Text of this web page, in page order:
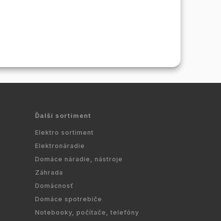
Ďalší sortiment
Elektro sortiment
Elektronáradie
Domáce náradie, nástroje
Záhrada
Domácnosť
Domáce spotrebiče
Notebooky, počítače, telefóny